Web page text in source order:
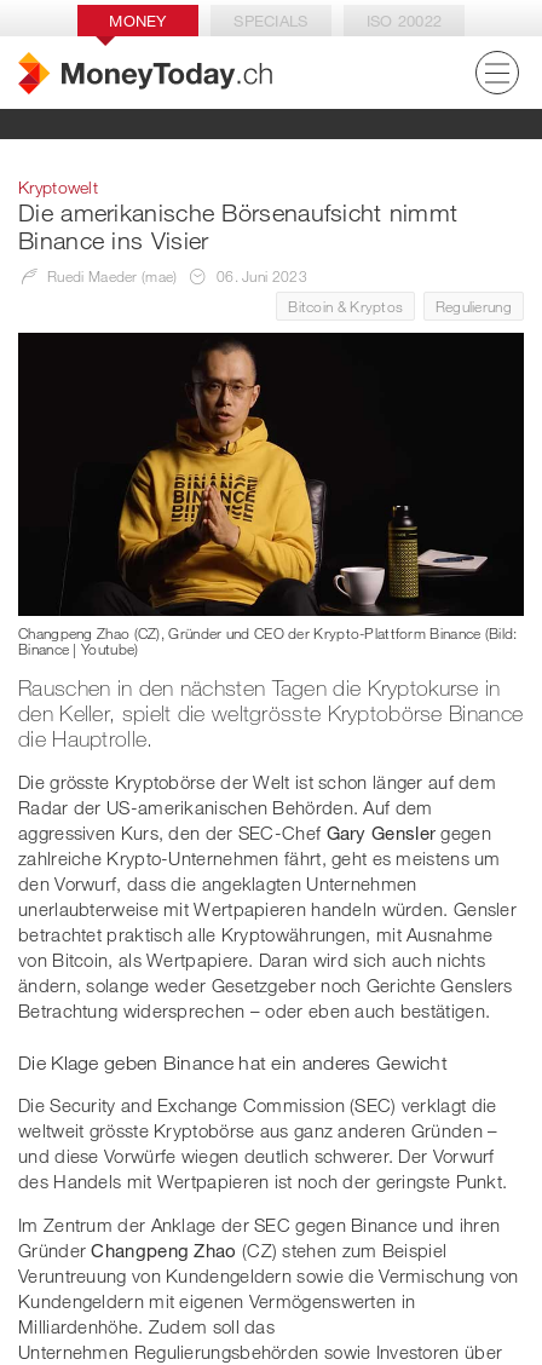
MONEY SPECIALS ISO 20022
Kryptowelt
Die amerikanische Börsenaufsicht nimmt
Binance ins Visier
Ruedi Maeder (mae)
06. Juni 2023
Bitcoin & Kryptos
Regulierung
Changpeng Zhao (CZ), Gründer und CEO der Krypto-Plattform Binance (Bild:
Binance | Youtube)
Rauschen in den nächsten Tagen die Kryptokurse in
den Keller, spielt die weltgrösste Kryptobörse Binance
die Hauptrolle.
Die grösste Kryptobörse der Welt ist schon länger auf dem
Radar der US-amerikanischen Behörden. Auf dem
aggressiven Kurs, den der SEC-Chef Gary Gensler gegen
zahlreiche Krypto-Unternehmen fährt, geht es meistens um
den Vorwurf, dass die angeklagten Unternehmen
unerlaubterweise mit Wertpapieren handeln würden. Gensler
betrachtet praktisch alle Kryptowährungen, mit Ausnahme
von Bitcoin, als Wertpapiere. Daran wird sich auch nichts
ändern, solange weder Gesetzgeber noch Gerichte Genslers
Betrachtung widersprechen – oder eben auch bestätigen.
Die Klage geben Binance hat ein anderes Gewicht
Die Security and Exchange Commission (SEC) verklagt die
weltweit grösste Kryptobörse aus ganz anderen Gründen –
und diese Vorwürfe wiegen deutlich schwerer. Der Vorwurf
des Handels mit Wertpapieren ist noch der geringste Punkt.
Im Zentrum der Anklage der SEC gegen Binance und ihren
GründerChangpeng Zhao (CZ) stehen zum Beispiel
Veruntreuung von Kundengeldern sowie die Vermischung von
Kundengeldern mit eigenen Vermögenswerten in
Milliardenhöhe. Zudem soll das
Unternehmen Regulierungsbehörden sowie Investoren über